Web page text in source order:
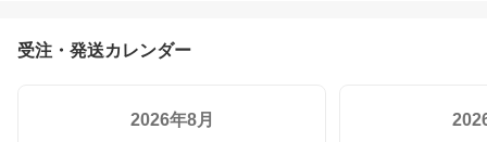
受注・発送カレンダー
2026年8月